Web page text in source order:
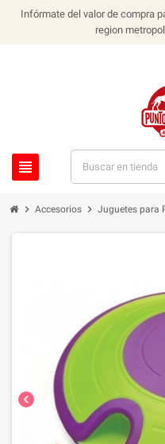
Infórmate del valor de compra
region
view_headline
chevron_right Accesorios chevron_right Juguetes para
chevron_left